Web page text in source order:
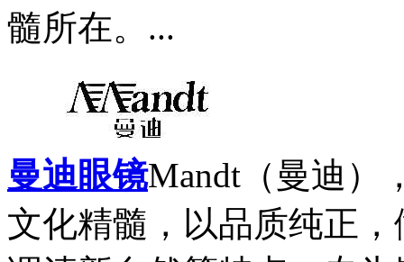
髓所在。...
曼迪眼镜Mandt（曼迪）
文化精髓，以品质纯正